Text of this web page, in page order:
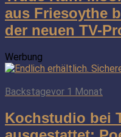
aus Friesoythe
der neuen TV-
Werbung
Backstagevor 1 Monat
Kochstudio bei